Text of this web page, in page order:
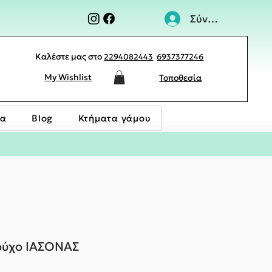
Σύνδεση
Καλέστε μας στο2294082443 6937377246
My Wishlist Τοποθεσία
Blog Κτήματα γάμου
ΙΑΣΟΝΑΣ